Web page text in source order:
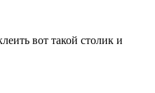
вот такой столик и